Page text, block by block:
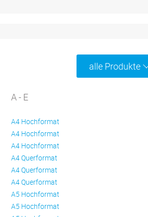
alle Produkte
A - E
A4 Hochformat
A4 Hochformat
A4 Hochformat
A4 Querformat
A4 Querformat
A4 Querformat
A5 Hochformat
A5 Hochformat